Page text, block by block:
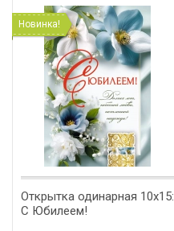
Новинка!
Открытка одинарная 10x15:
С Юбилеем!